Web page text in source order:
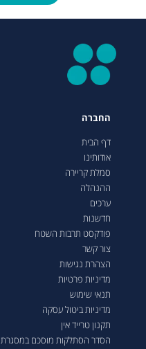
החברה
דף הבית
אודותינו
סמלת קריירה
ההנהלה
ערכים
חדשנות
פודקסט תרבות השטח
צור קשר
הצהרת נגישות
מדיניות פרטיות
תנאי שימוש
מדיניות ביטול עסקה
תקנון טרייד אין
הסדר הסתלקות מוסכם במסגרת